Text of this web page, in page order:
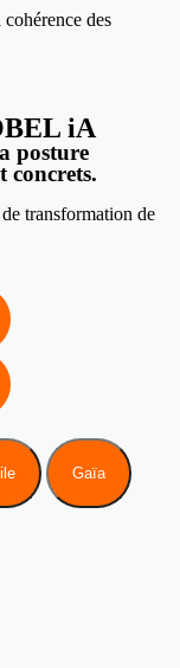
des
iA
posture
concrets.
transformation de
Gaïa